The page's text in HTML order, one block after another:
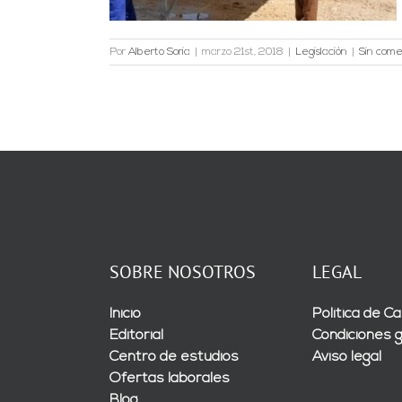
Por Alberto Soria marzo 21st, 2018 Legislación Sin
SOBRE NOSOTROS
Inicio
Editorial
Centro de estudios
Ofertas laborales
LEGAL
Política de
Condiciones
Aviso legal